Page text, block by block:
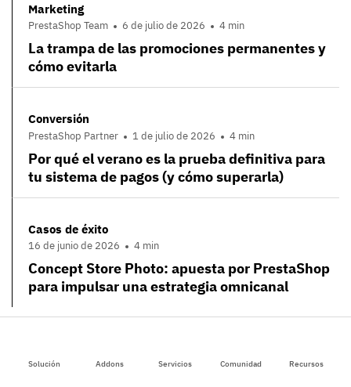
Solución Addons Servicios Comunidad Recursos
Marketing
PrestaShop Team 6 de julio de 2026 4 min
La trampa de las promociones permanentes y
cómo evitarla
Conversión
PrestaShop Partner 1 de julio de 2026 4 min
Por qué el verano es la prueba definitiva para
tu sistema de pagos (y cómo superarla)
Casos de éxito
16 de junio de 2026 4 min
Concept Store Photo: apuesta por PrestaShop
para impulsar una estrategia omnicanal